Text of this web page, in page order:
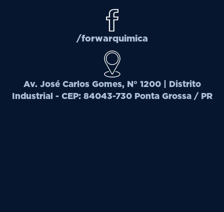
/forwarquimica
Av. José Carlos Gomes, N° 1200 | Distrito
Industrial - CEP: 84043-730 Ponta Grossa / PR